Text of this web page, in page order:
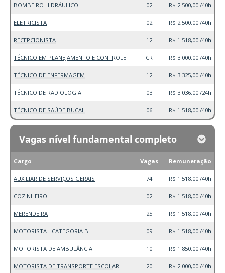
BOMBEIRO HIDRÁULICO 02 R$ 2.500,00 /40h
ELETRICISTA 02 R$ 2.500,00 /40h
RECEPCIONISTA 12 R$ 1.518,00 /40h
TÉCNICO EM PLANEJAMENTO E CONTROLE CR R$ 3.000,00 /40h
TÉCNICO DE ENFERMAGEM 12 R$ 3.325,00 /40h
TÉCNICO DE RADIOLOGIA 03 R$ 3.036,00 /24h
TÉCNICO DE SAÚDE BUCAL 06 R$ 1.518,00 /40h
Vagas nível fundamental completo
Cargo Vagas Remuneração
AUXILIAR DE SERVIÇOS GERAIS 74 R$ 1.518,00 /40h
COZINHEIRO 02 R$ 1.518,00 /40h
MERENDEIRA 25 R$ 1.518,00 /40h
MOTORISTA - CATEGORIA B 09 R$ 1.518,00 /40h
MOTORISTA DE AMBULÂNCIA 10 R$ 1.850,00 /40h
MOTORISTA DE TRANSPORTE ESCOLAR 20 R$ 2.000,00 /40h